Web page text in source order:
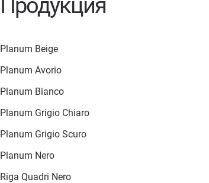
Продукция
Planum Beige
Planum Avorio
Planum Bianco
Planum Grigio Chiaro
Planum Grigio Scuro
Planum Nero
Riga Quadri Nero